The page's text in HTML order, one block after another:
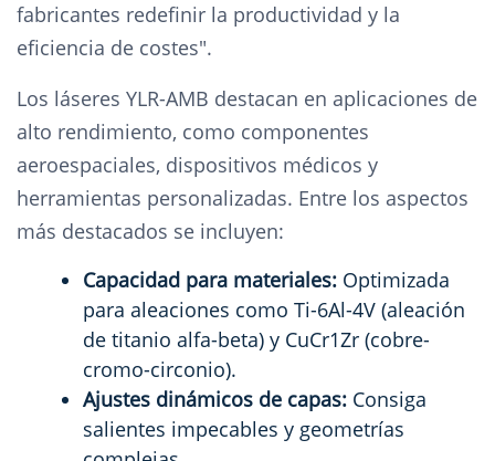
fabricantes redefinir la productividad y la
eficiencia de costes".
Los láseres YLR-AMB destacan en aplicaciones de
alto rendimiento, como componentes
aeroespaciales, dispositivos médicos y
herramientas personalizadas. Entre los aspectos
más destacados se incluyen:
Capacidad para materiales: Optimizada
para aleaciones como Ti-6Al-4V (aleación
de titanio alfa-beta) y CuCr1Zr (cobre-
cromo-circonio).
Ajustes dinámicos de capas: Consiga
salientes impecables y geometrías